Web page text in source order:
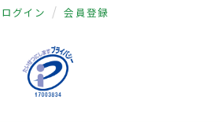
ログイン 会員登録